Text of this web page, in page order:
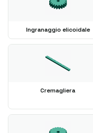
Ingranaggio elicoidale
Cremagliera